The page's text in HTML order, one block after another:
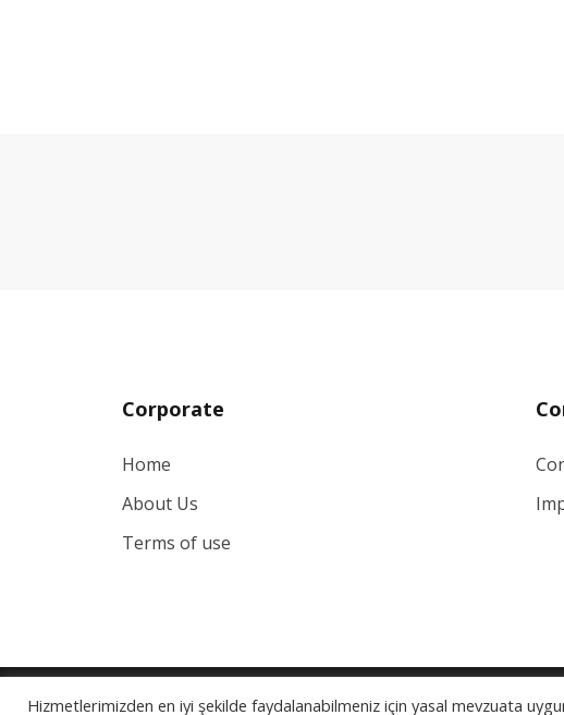
Corporate
Home
About Us
Terms of use
© 2024 Goek Systeme All rights reserved.
Hizmetlerimizden en iyi şekilde faydalanabilmeniz için yasal mevzuata